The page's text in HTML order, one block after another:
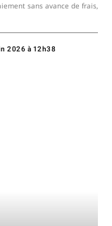
sans avance de frais,
2026 à 12h38